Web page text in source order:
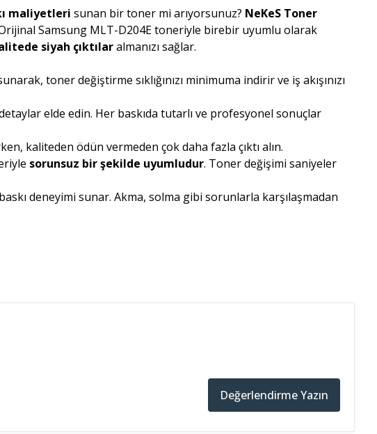
maliyetleri sunan bir toner mi arıyorsunuz? NeKeS Toner
Orijinal Samsung MLT-D204E toneriyle birebir uyumlu olarak
siyah çıktılaralmanızı sağlar.
toner değiştirme sıklığınızı minimuma indirir ve iş akışınızı
elde edin. Her baskıda tutarlı ve profesyonel sonuçlar
kaliteden ödün vermeden çok daha fazla çıktı alın.
sorunsuz bir şekilde uyumludur. Toner değişimi saniyeler
deneyimi sunar. Akma, solma gibi sorunlarla karşılaşmadan
Değerlendirme Yazın